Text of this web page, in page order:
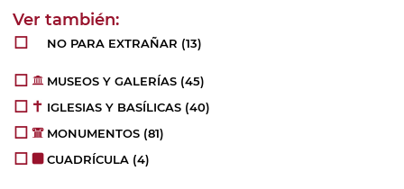
NO PARA EXTRAÑAR (13)
MUSEOS Y GALERÍAS (45)
IGLESIAS Y BASÍLICAS (40)
MONUMENTOS (81)
CUADRÍCULA (4)